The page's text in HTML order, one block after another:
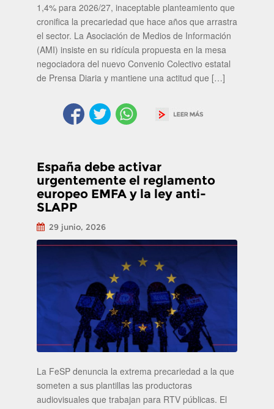
1,4% para 2026/27, inaceptable planteamiento que
cronifica la precariedad que hace años que arrastra
el sector. La Asociación de Medios de Información
(AMI) insiste en su ridícula propuesta en la mesa
negociadora del nuevo Convenio Colectivo estatal
de Prensa Diaria y mantiene una actitud que […]
España debe activar
urgentemente el reglamento
europeo EMFA y la ley anti-
SLAPP
29 junio, 2026
La FeSP denuncia la extrema precariedad a la que
someten a sus plantillas las productoras
audiovisuales que trabajan para RTV públicas. El